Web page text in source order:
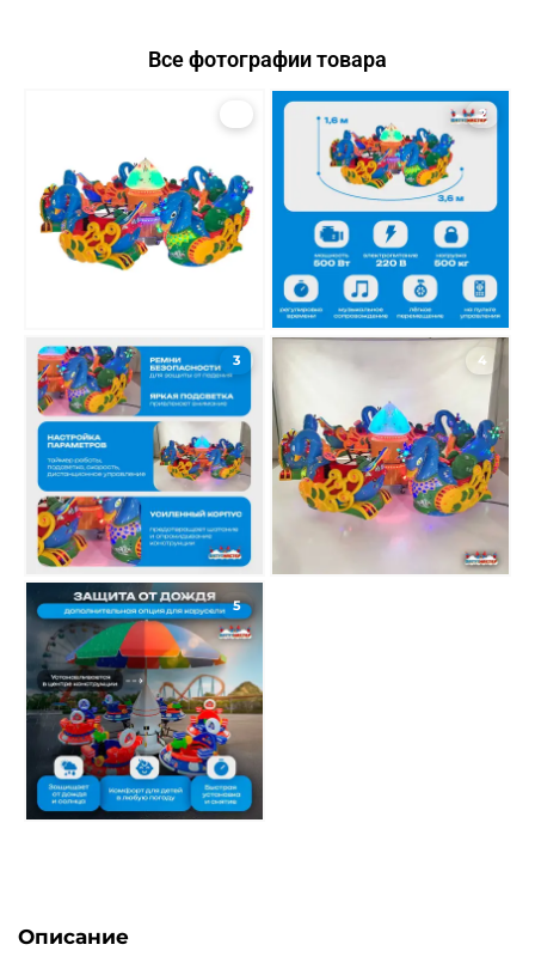
Все фотографии товара
2
3 4
5
Описание